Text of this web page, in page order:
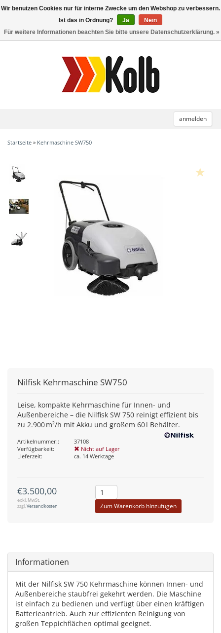
anmelden
Toggle
Startseite » Kehrmaschine SW750
Nilfisk Kehrmaschine SW750
Leise, kompakte Kehrmaschine für Innen- und
Außenbereiche – die Nilfisk SW 750 reinigt effizient bis
zu 2.900 m²/h mit Akku und großem 60 l Behälter.
Artikelnummer::
37108
Verfügbarkeit:
Nicht auf Lager
Lieferzeit:
ca. 14 Werktage
€3.500,00
exkl. MwSt.
zzgl.Versandkosten Zum Warenkorb hinzufügen
Informationen
Mit der Nilfisk SW 750 Kehrmaschine können Innen- und
Außenbereiche staubfrei gekehrt werden. Die Maschine
ist einfach zu bedienen und verfügt über einen kräftigen
Batterieantrieb. Auch zur effizienten Reinigung von
großen Teppichflächen optimal geeignet.
Wir benutzen Cookies nur für interne Zwecke um den Webshop zu verbessern.
Ist das in Ordnung?
Ja
Nein
Für weitere Informationen beachten Sie bitte unsere Datenschutzerklärung. »